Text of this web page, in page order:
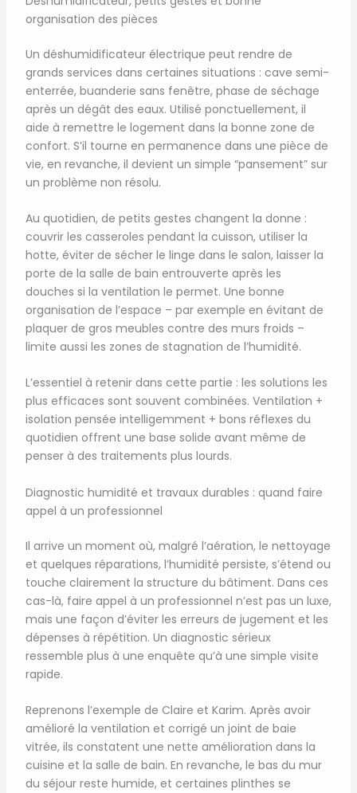
organisation des pièces
Un déshumidificateur électrique peut rendre de
grands services dans certaines situations : cave semi-
enterrée, buanderie sans fenêtre, phase de séchage
après un dégât des eaux. Utilisé ponctuellement, il
aide à remettre le logement dans la bonne zone de
confort. S’il tourne en permanence dans une pièce de
vie, en revanche, il devient un simple “pansement” sur
un problème non résolu.
Au quotidien, de petits gestes changent la donne :
couvrir les casseroles pendant la cuisson, utiliser la
hotte, éviter de sécher le linge dans le salon, laisser la
porte de la salle de bain entrouverte après les
douches si la ventilation le permet. Une bonne
organisation de l’espace – par exemple en évitant de
plaquer de gros meubles contre des murs froids –
limite aussi les zones de stagnation de l’humidité.
L’essentiel à retenir dans cette partie : les solutions les
plus efficaces sont souvent combinées. Ventilation +
isolation pensée intelligemment + bons réflexes du
quotidien offrent une base solide avant même de
penser à des traitements plus lourds.
Diagnostic humidité et travaux durables : quand faire
appel à un professionnel
Il arrive un moment où, malgré l’aération, le nettoyage
et quelques réparations, l’humidité persiste, s’étend ou
touche clairement la structure du bâtiment. Dans ces
cas-là, faire appel à un professionnel n’est pas un luxe,
mais une façon d’éviter les erreurs de jugement et les
dépenses à répétition. Un diagnostic sérieux
ressemble plus à une enquête qu’à une simple visite
rapide.
Reprenons l’exemple de Claire et Karim. Après avoir
amélioré la ventilation et corrigé un joint de baie
vitrée, ils constatent une nette amélioration dans la
cuisine et la salle de bain. En revanche, le bas du mur
du séjour reste humide, et certaines plinthes se